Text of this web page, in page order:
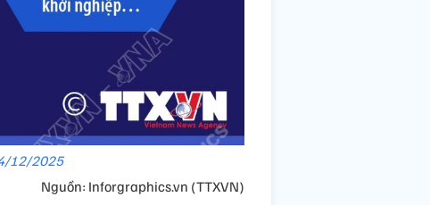
12/2025
Nguồn: Inforgraphics.vn (TTXVN)